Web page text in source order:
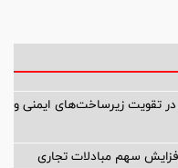
در تقویت زیرساخت‌های ایمنی و
سهم مبادلات تجاری